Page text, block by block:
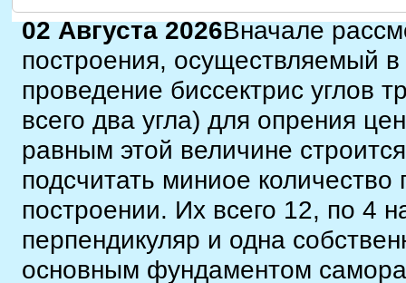
02 Августа 2026Вначале
построения, осуществляемый
проведение биссектрис углов
всего два угла) для опрения
равным этой величине
подсчитать миниое
построении. Их всего 12, по 4
перпендикуляр и одна
основным фундаментом